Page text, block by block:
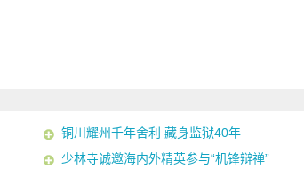
铜川耀州千年舍利 藏身监狱40年
少林寺诚邀海内外精英参与“机锋辩禅”